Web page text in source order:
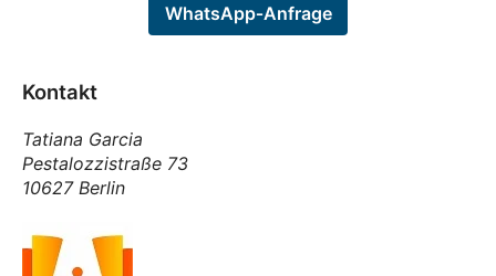
WhatsApp‑Anfrage
Kontakt
Tatiana Garcia
Pestalozzistraße 73
10627 Berlin